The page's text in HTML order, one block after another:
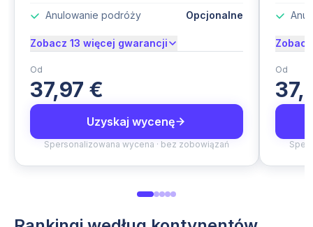
Anulowanie podróży Opcjonalne
Zobacz 13 więcej gwarancji
Od
37,97 €
Uzyskaj wycenę
Spersonalizowana wycena · bez zobowiązań
Od